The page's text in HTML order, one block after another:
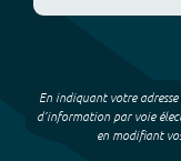
En indiquant votre
d’information par voie
en modifiant